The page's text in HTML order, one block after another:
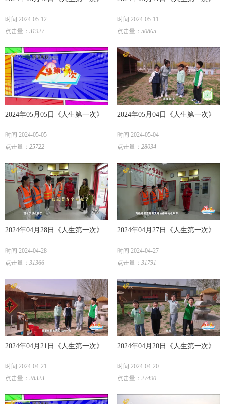
时间 2024-05-12
点击量： 31927
时间 2024-05-11
点击量： 50865
2024年05月05日《人生第一次》
时间 2024-05-05
点击量： 25722
2024年05月04日《人生第一次》
时间 2024-05-04
点击量： 28034
2024年04月28日《人生第一次》
时间 2024-04-28
点击量： 31366
2024年04月27日《人生第一次》
时间 2024-04-27
点击量： 31791
2024年04月21日《人生第一次》
时间 2024-04-21
点击量： 28323
2024年04月20日《人生第一次》
时间 2024-04-20
点击量： 27490